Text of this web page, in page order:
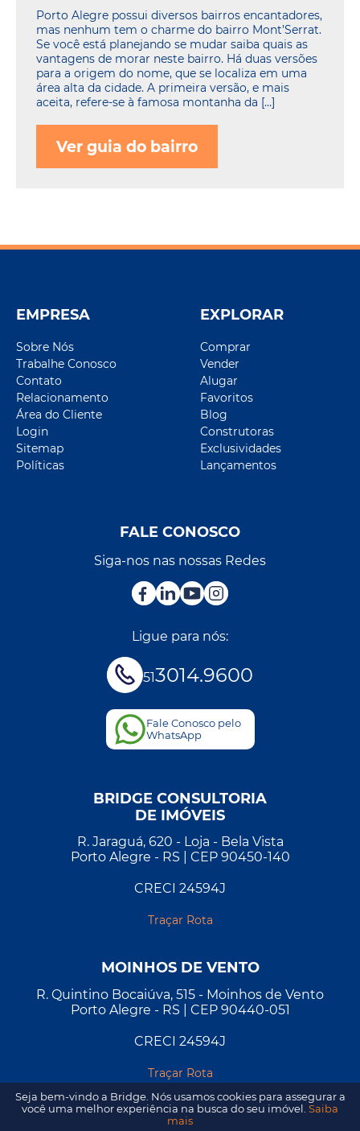
Porto Alegre possui diversos bairros encantadores,
mas nenhum tem o charme do bairro Mont’Serrat.
Se você está planejando se mudar saiba quais as
vantagens de morar neste bairro. Há duas versões
para a origem do nome, que se localiza em uma
área alta da cidade. A primeira versão, e mais
aceita, refere-se à famosa montanha da […]
Ver guia do bairro
EMPRESA
Sobre Nós
Trabalhe Conosco
Contato
Relacionamento
Área do Cliente
Login
Sitemap
Políticas
EXPLORAR
Comprar
Vender
Alugar
Favoritos
Blog
Construtoras
Exclusividades
Lançamentos
FALE CONOSCO
Siga-nos nas nossas Redes
Ligue para nós:
513014.9600
Fale Conosco pelo
WhatsApp
BRIDGE CONSULTORIA
DE IMÓVEIS
R. Jaraguá, 620 - Loja - Bela Vista
Porto Alegre - RS | CEP 90450-140
CRECI 24594J
Traçar Rota
MOINHOS DE VENTO
R. Quintino Bocaiúva, 515 - Moinhos de Vento
Porto Alegre - RS | CEP 90440-051
CRECI 24594J
Traçar Rota
Seja bem-vindo a Bridge. Nós usamos cookies para assegurar a
você uma melhor experiência na busca do seu imóvel. Saiba
mais